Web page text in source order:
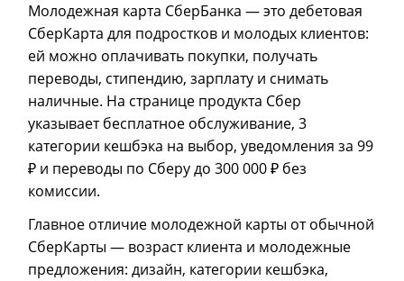
Молодежная карта СберБанка — это дебетовая
СберКарта для подростков и молодых клиентов:
ей можно оплачивать покупки, получать
переводы, стипендию, зарплату и снимать
наличные. На странице продукта Сбер
указывает бесплатное обслуживание, 3
категории кешбэка на выбор, уведомления за 99
₽ и переводы по Сберу до 300 000 ₽ без
комиссии.
Главное отличие молодежной карты от обычной
СберКарты — возраст клиента и молодежные
предложения: дизайн, категории кешбэка,